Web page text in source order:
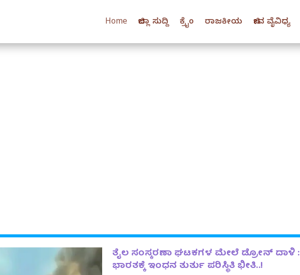
Home ಜಿಲ್ಲಾ ಸುದ್ದಿ ಕ್ರೈಂ ರಾಜಕೀಯ ಜೀವ ವೈವಿಧ್ಯ
ತೈಲ ಸಂಸ್ಕರಣಾ ಘಟಕಗಳ ಮೇಲೆ ಡ್ರೋನ್ ದಾಳಿ :
ಭಾರತಕ್ಕೆ ಇಂಧನ ತುರ್ತು ಪರಿಸ್ಥಿತಿ ಭೀತಿ..!